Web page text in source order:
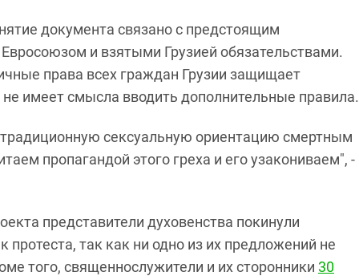
документа связано с предстоящим
и взятыми Грузией обязательствами.
права всех граждан Грузии защищает
имеет смысла вводить дополнительные правила.
сексуальную ориентацию смертным
пропагандой этого греха и его узакониваем", -
представители духовенства покинули
протеста, так как ни одно из их предложений не
того, священнослужители и их сторонники 30